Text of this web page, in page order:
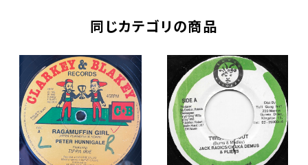
同じカテゴリの商品